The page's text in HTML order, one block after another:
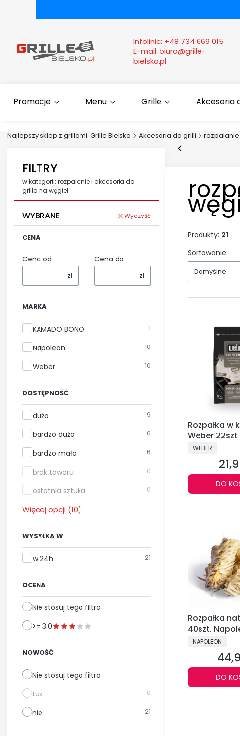
Infolinia: +48 734 669 015
E-mail: biuro@grille-
bielsko.pl
Promocje Menu Grille Akcesoria
Najlepszy sklep z grillami. Grille Bielsko Akcesoria do grilli
FILTRY
w kategorii: rozpalanie i akcesoria do
grilla na węgiel
WYBRANE Wyczyść
CENA
Cena od
zł
Cena do
zł
MARKA
Marka
KAMADO BONO 1
Napoleon 10
Weber 10
DOSTĘPNOŚĆ
Dostępność
dużo 9
bardzo dużo 6
bardzo mało 6
brak towaru 0
ostatnia sztuka 0
Więcej opcji (10)
WYSYŁKA W
Wysyłka w
w 24h 21
OCENA
Nie stosuj tego filtra
>= 3.0
NOWOŚĆ
Nie stosuj tego filtra
tak
0
nie 21
Produkty: 21
Sortowanie:
Domyślne
Rozpałka w
Weber 22szt
PRODUCENT
WEBER
Cena
DO
Rozpałka
40szt.
PRODUCENT
NAPOLEON
Cena
DO